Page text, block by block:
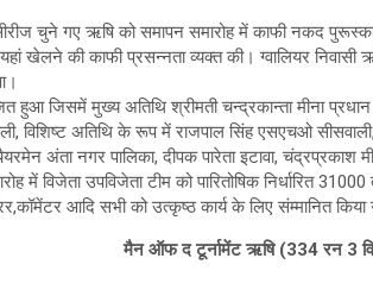
गए ऋषि को समापन समारोह में काफी नकद पुरूस्कार
खेलने की काफी प्रसन्नता व्यक्त की। ग्वालियर
हुआ जिसमें मुख्य अतिथि श्रीमती चन्द्रकान्ता मीना
विशिष्ट अतिथि के रूप में राजपाल सिंह एसएचओ
अंता नगर पालिका, दीपक पारेता इटावा, चंद्रप्रकाश
में विजेता उपविजेता टीम को पारितोषिक निर्धारित
आदि सभी को उत्कृष्ठ कार्य के लिए संम्मानित किया
मैन ऑफ द टूर्नामेंट ऋषि (334 रन 3